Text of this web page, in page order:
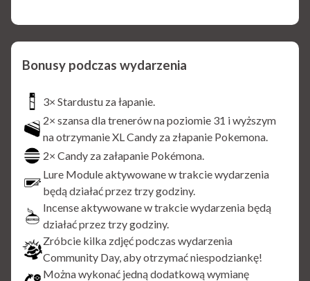
Bonusy podczas wydarzenia
3× Stardustu za łapanie.
2× szansa dla trenerów na poziomie 31 i wyższym
na otrzymanie XL Candy za złapanie Pokemona.
2× Candy za załapanie Pokémona.
Lure Module aktywowane w trakcie wydarzenia
będą działać przez trzy godziny.
Incense aktywowane w trakcie wydarzenia będą
działać przez trzy godziny.
Zróbcie kilka zdjęć podczas wydarzenia
Community Day, aby otrzymać niespodziankę!
Można wykonać jedną dodatkową wymianę